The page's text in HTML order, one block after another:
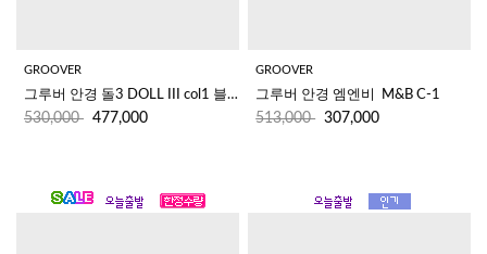
GROOVER
그루버 안경 돌3 DOLL III col1 블랙
530,000 477,000
GROOVER
그루버 안경 엠엔비  M&B C-1
513,000 307,000